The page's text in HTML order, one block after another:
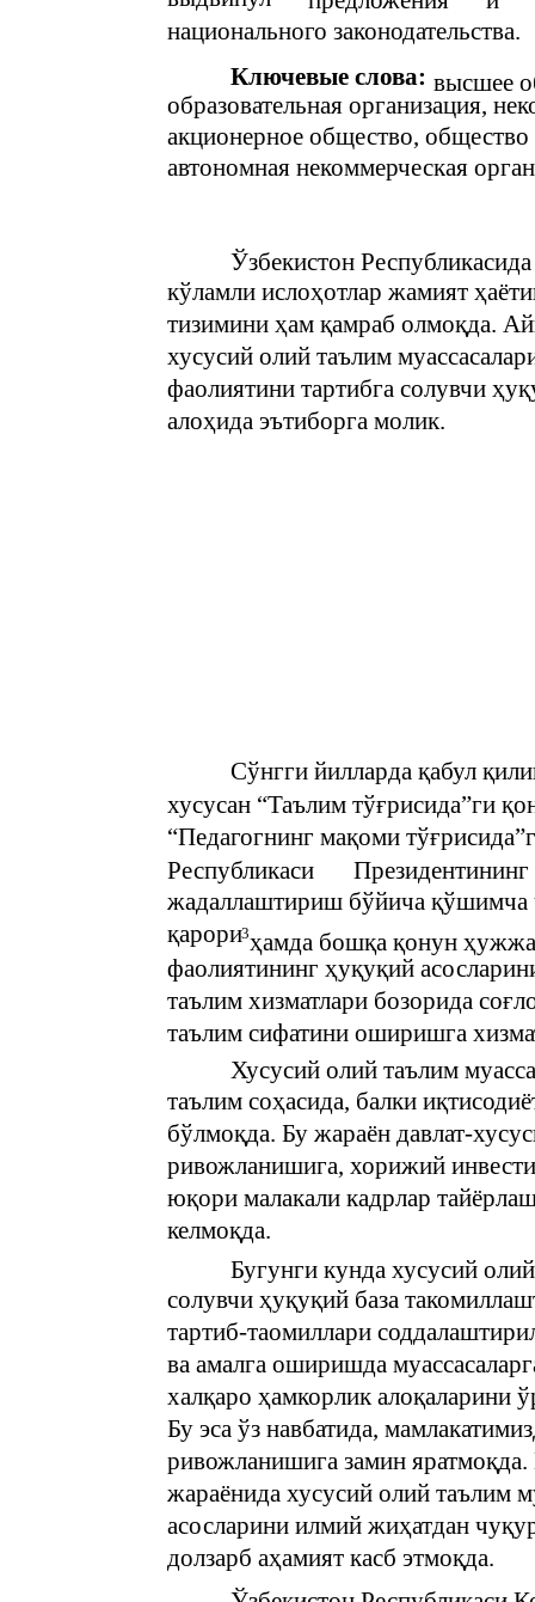
национального законодательства.
Ключевые слова: высшее
образовательная организация,
акционерное общество,
автономная некоммерческая
Ўзбекистон
кўламли ислоҳотлар жамият
тизимини ҳам қамраб олмоқда.
хусусий олий таълим
фаолиятини тартибга солувчи
алоҳида эътиборга молик.
Сўнгги йилларда қабул
хусусан “Таълим тўғрисида”ги
“Педагогнинг мақоми
Республикаси
Президентининг
жадаллаштириш бўйича қўшимча
қарори3ҳамда бошқа қонун
фаолиятининг ҳуқуқий
таълим хизматлари бозорида
таълим сифатини оширишга
Хусусий олий таълим
таълим соҳасида, балки
бўлмоқда. Бу жараён давлат-
ривожланишига, хорижий
юқори малакали кадрлар
келмоқда.
Бугунги кунда хусусий
солувчи ҳуқуқий база
тартиб-таомиллари
ва амалга оширишда
халқаро ҳамкорлик алоқаларини
Бу эса ўз навбатида,
ривожланишига замин
жараёнида хусусий олий таълим
асосларини илмий жиҳатдан
долзарб аҳамият касб этмоқда.